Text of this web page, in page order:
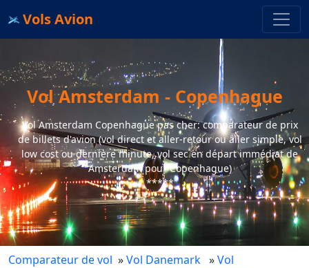
Vols Avion
Vol Amsterdam - Copenhague
Vol Amsterdam Copenhague pas cher: comparateur de prix
de billets d'avion (vol direct et aller-retour ou aller simple, vol
low cost ou dernière minute, vol sec en départ immédiat de
Amsterdam pour Copenhague)
*****
Comparateur de vol »Vol Danemark »Vol